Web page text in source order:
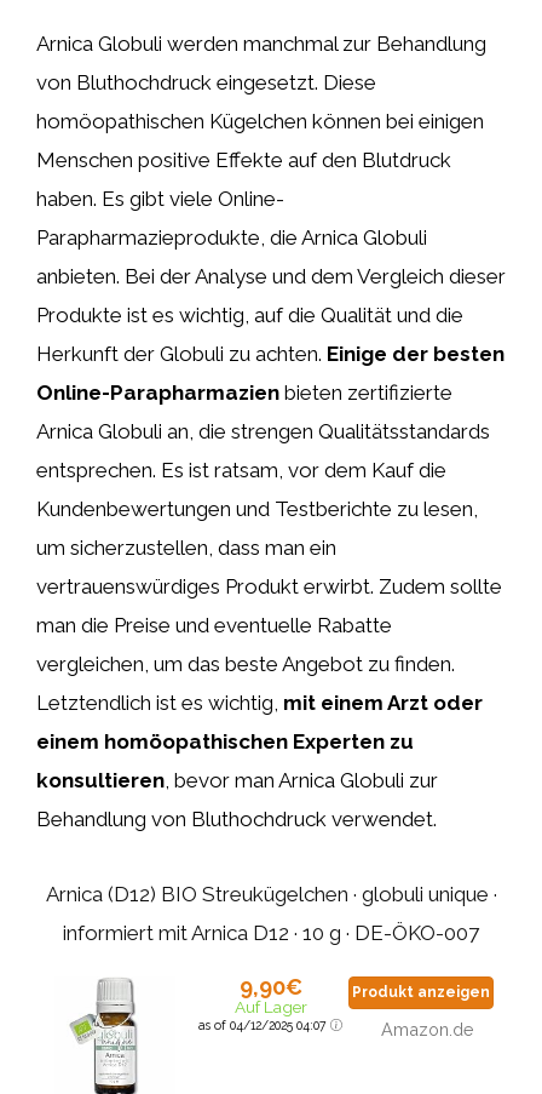
Arnica Globuli werden manchmal zur Behandlung
von Bluthochdruck eingesetzt. Diese
homöopathischen Kügelchen können bei einigen
Menschen positive Effekte auf den Blutdruck
haben. Es gibt viele Online-
Parapharmazieprodukte, die Arnica Globuli
anbieten. Bei der Analyse und dem Vergleich dieser
Produkte ist es wichtig, auf die Qualität und die
Herkunft der Globuli zu achten. Einige der besten
Online-Parapharmazien bieten zertifizierte
Arnica Globuli an, die strengen Qualitätsstandards
entsprechen. Es ist ratsam, vor dem Kauf die
Kundenbewertungen und Testberichte zu lesen,
um sicherzustellen, dass man ein
vertrauenswürdiges Produkt erwirbt. Zudem sollte
man die Preise und eventuelle Rabatte
vergleichen, um das beste Angebot zu finden.
Letztendlich ist es wichtig, mit einem Arzt oder
einem homöopathischen Experten zu
konsultieren , bevor man Arnica Globuli zur
Behandlung von Bluthochdruck verwendet.
Arnica (D12) BIO Streukügelchen · globuli unique ·
informiert mit Arnica D12 · 10 g · DE-ÖKO-007
9,90€
Auf Lager
as of 04/12/2025 04:07
Produkt anzeigen
Amazon.de